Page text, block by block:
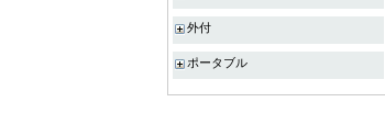
外付
ポータブル